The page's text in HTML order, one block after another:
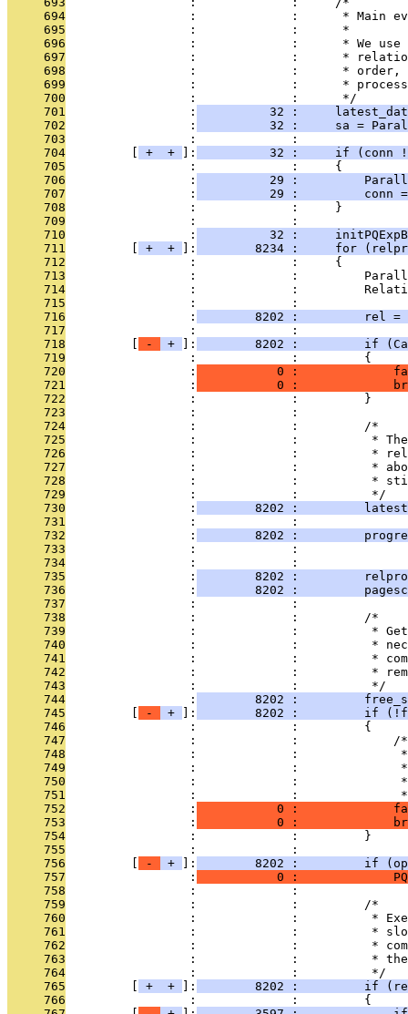
     694
:             :      * Main
     695
                 :             :      *
     696
:             :      * We
     697
:             :      *
     698
:             :      *
     699
:             :      *
     700
                 :             :      */
     701
                 :
32 :
     702
                 :
32 :     sa =
     703
:             :
     704
+ + ]:
32 :     if (conn
     705
                 :             :     {
     706
                 :
29 :
     707
                 :
29 :         conn
     708
                 :             :     }
     709
                 :             :
     710
                 :
32 :
     711
+ + ]:
8234 :     for
     712
                 :             :     {
     713
:             :
     714
:             :
     715
                 :             :
     716
                 :
8202 :         rel =
     717
                 :             :
     718
- + ]:
8202 :         if
     719
                 :             :         {
     720
                 :
0 :
     721
                 :
0 :
     722
                 :             :         }
     723
                 :             :
     724
                 :             :         /*
     725
:             :          *
     726
:             :          *
     727
:             :          *
     728
:             :          *
     729
                 :             :          */
     730
                 :
8202 :
     731
                 :             :
     732
                 :
8202 :
     733
:             :
     734
                 :             :
     735
                 :
8202 :
     736
                 :
8202 :
     737
                 :             :
     738
                 :             :         /*
     739
:             :          *
     740
:             :          *
     741
:             :          *
     742
:             :          *
     743
                 :             :          */
     744
                 :
8202 :
     745
- + ]:
8202 :         if
     746
                 :             :         {
     747
                 :             :             /*
     748
:             :
     749
:             :
     750
:             :
     751
:             :
     752
                 :
0 :
     753
                 :
0 :
     754
                 :             :         }
     755
                 :             :
     756
- + ]:
8202 :         if
     757
                 :
0 :
     758
                 :             :
     759
                 :             :         /*
     760
:             :          *
     761
:             :          *
     762
:             :          *
     763
:             :          *
     764
                 :             :          */
     765
+ + ]:
8202 :         if
     766
                 :             :         {